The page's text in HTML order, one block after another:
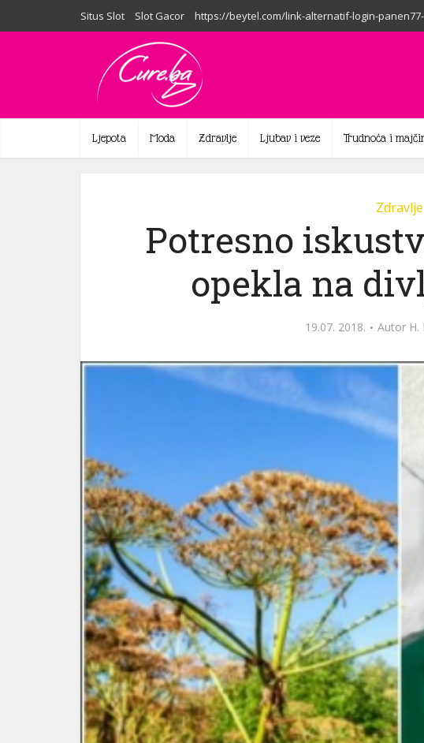
Situs Slot Slot Gacor https://beytel.com/link-alternatif-login-
Ljepota Moda Zdravlje Ljubav i veze Trudnoća i
Zdravlje
Potresno
opekla na
19.07. 2018. Autor H.